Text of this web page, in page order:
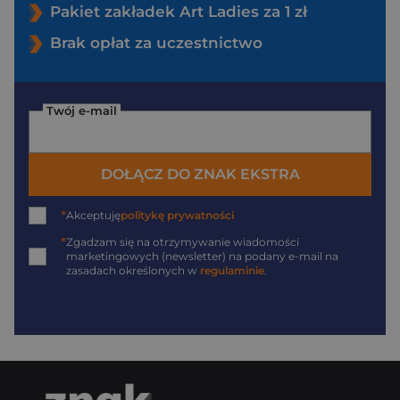
Pakiet zakładek Art Ladies za 1 zł
Brak opłat za uczestnictwo
Twój e-mail
DOŁĄCZ DO ZNAK EKSTRA
*Akceptujępolitykę prywatności
*Zgadzam się na otrzymywanie wiadomości
marketingowych (newsletter) na podany e-mail na
zasadach określonych w regulaminie.